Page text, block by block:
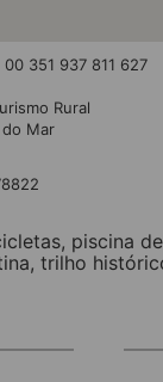
351 937 811 627
Rural
Mar
, piscina
,trilho